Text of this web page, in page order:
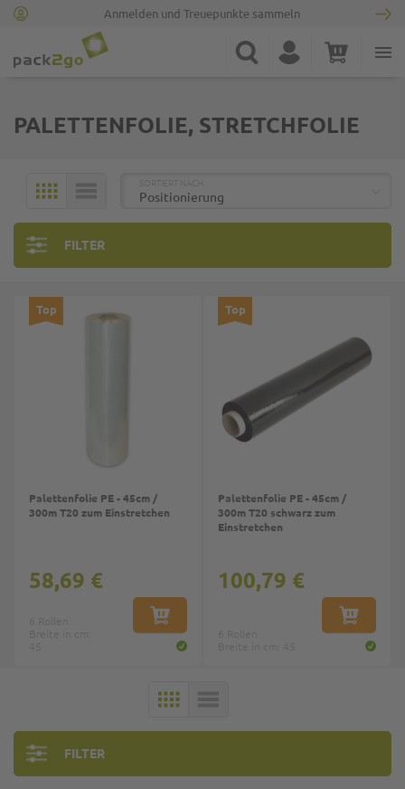
Anmelden und Treuepunkte sammeln
Suche Konto Warenkorb
PALETTENFOLIE, STRETCHFOLIE
KACHELN
FILTER
Top
Palettenfolie PE - 45cm /
300m T20 zum Einstretchen
IN DEN WARENKORB
58,69 €
Top
Palettenfolie PE - 45cm /
300m T20 schwarz zum
Einstretchen
IN DEN
100,79 €
KACHELN
FILTER